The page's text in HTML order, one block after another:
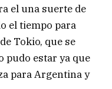
el una suerte de
el tiempo para
Tokio, que se
pudo estar ya que
para Argentina y